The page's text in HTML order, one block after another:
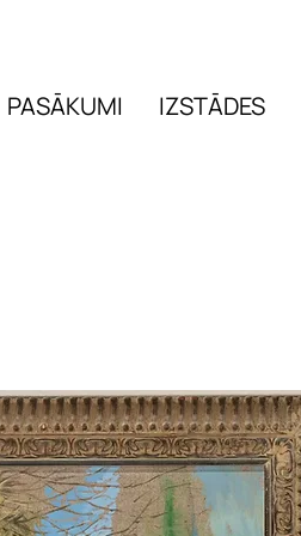
PASĀKUMI IZSTĀDES